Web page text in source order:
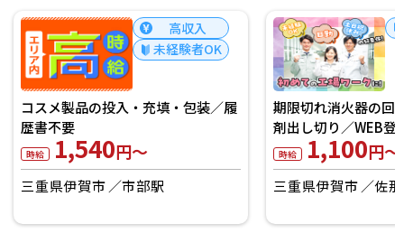
高収入
未経験者OK
コスメ製品の投入・充填・包装／履
歴書不要
時給 1,540円～
三重県伊賀市 市部駅
期限切れ消火器の回
剤出し切り／WEB登
時給 1,100円～
三重県伊賀市 佐